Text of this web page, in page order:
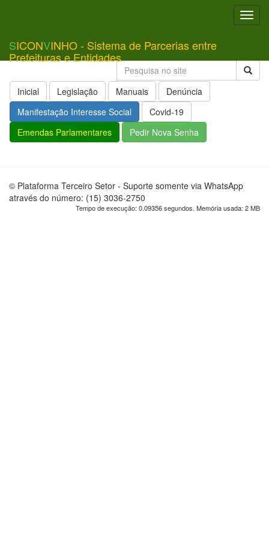
SICONVINHO - Sistema de Parcerias entre
Prefeituras e Entidades
Inicial Legislação Manuais
Denúncia
Manifestação Interesse Social
Covid-19
Emendas Parlamentares
Pedir Nova Senha
© Plataforma Terceiro Setor - Suporte somente via WhatsApp
através do número: (15) 3036-2750
Tempo de execução: 0.09356 segundos. Memória usada: 2 MB